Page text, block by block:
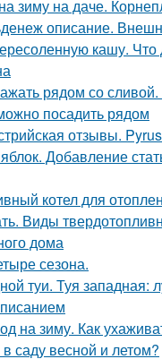
зиму на даче.
описание.
кашу. Что
рядом со
посадить рядом
отзывы.
Добавление
котел для
Виды
дома
сезона.
туи. Туя западная:
на зиму. Как
саду весной и летом?